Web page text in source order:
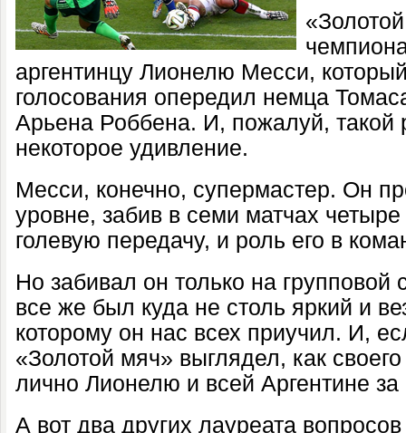
аргентинцу Лионелю Месси,
голосования опередил немца
Арьена Роббена. И, пожалуй, такой
некоторое удивление.
Месси, конечно, супермастер. Он
уровне, забив в семи матчах
голевую передачу, и роль его в
Но забивал он только на
все же был куда не столь яркий и
которому он нас всех приучил. И,
«Золотой мяч» выглядел, как
лично Лионелю и всей Аргентине
А вот два других лауреата